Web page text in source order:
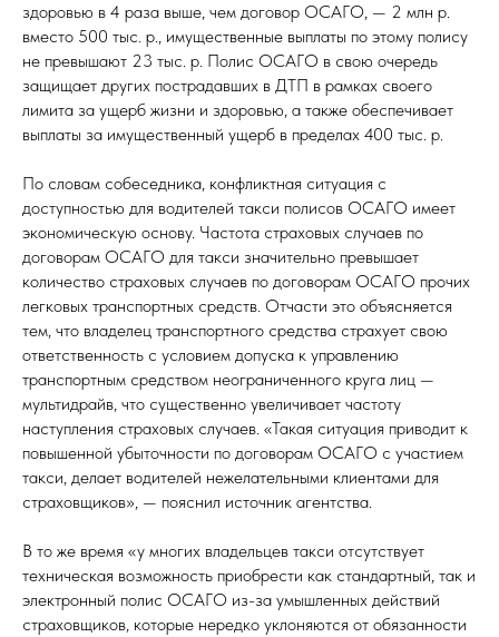
здоровью в 4 раза выше, чем договор ОСАГО, — 2 млн р.
вместо 500 тыс. р., имущественные выплаты по этому полису
не превышают 23 тыс. р. Полис ОСАГО в свою очередь
защищает других пострадавших в ДТП в рамках своего
лимита за ущерб жизни и здоровью, а также обеспечивает
выплаты за имущественный ущерб в пределах 400 тыс. р.
По словам собеседника, конфликтная ситуация с
доступностью для водителей такси полисов ОСАГО имеет
экономическую основу. Частота страховых случаев по
договорам ОСАГО для такси значительно превышает
количество страховых случаев по договорам ОСАГО прочих
легковых транспортных средств. Отчасти это объясняется
тем, что владелец транспортного средства страхует свою
ответственность с условием допуска к управлению
транспортным средством неограниченного круга лиц —
мультидрайв, что существенно увеличивает частоту
наступления страховых случаев. «Такая ситуация приводит к
повышенной убыточности по договорам ОСАГО с участием
такси, делает водителей нежелательными клиентами для
страховщиков», — пояснил источник агентства.
В то же время «у многих владельцев такси отсутствует
техническая возможность приобрести как стандартный, так и
электронный полис ОСАГО из-за умышленных действий
страховщиков, которые нередко уклоняются от обязанности